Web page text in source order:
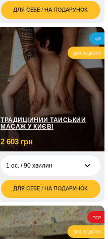
6 500
грн
2 ос. / 2 години
7 500
грн
ДЛЯ СЕБЕ / НА ПОДАРУНОК
VIP
ДЛЯ ПОДРУГИ
ТРАДИЦІЙНИЙ ТАЙСЬКИЙ
МАСАЖ У КИЄВІ
2 603 грн
1 ос. / 90 хвилин
2 603
грн
2 ос. / 90 хвилин
4 000
грн
ДЛЯ СЕБЕ / НА ПОДАРУНОК
TOP
ДЛЯ ПОДРУГИ